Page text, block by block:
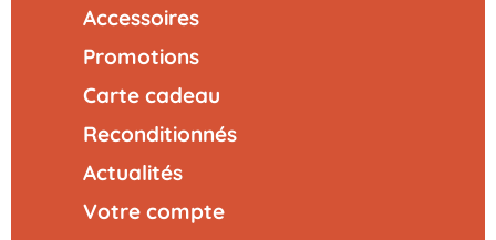
Accessoires
Promotions
Carte cadeau
Reconditionnés
Actualités
Votre compte